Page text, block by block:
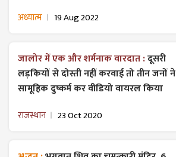
अध्यात्म 19 Aug 2022
जालोर में एक और शर्मनाक वारदात :दूसरी
लड़कियों से दोस्ती नहीं करवाई तो तीन जनों ने
सामूहिक दुष्कर्म कर वीडियो वायरल किया
राजस्थान 23 Oct 2020